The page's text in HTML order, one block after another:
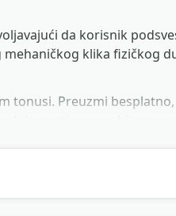
da korisnik
klika fizičkog
tonusi. Preuzmi